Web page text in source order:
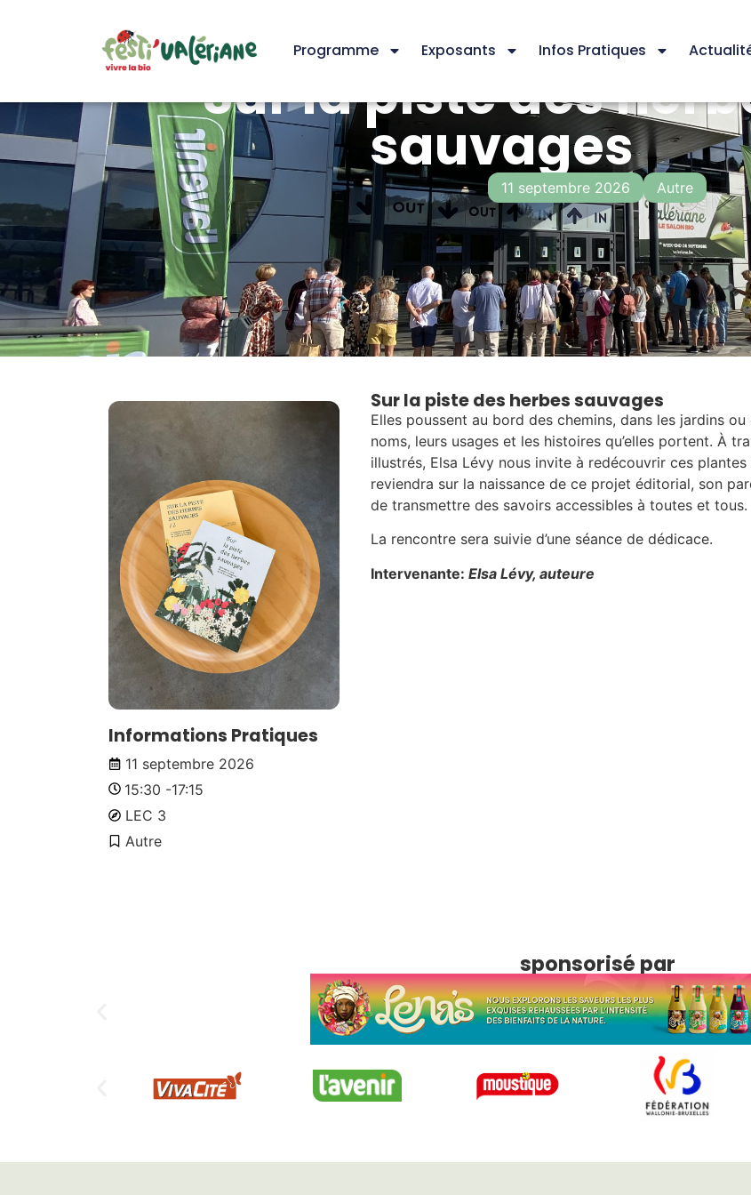
Programme Exposants Infos Pratiques
Sur la piste des
sauvages
11 septembre 2026 Autre
Informations Pratiques
11 septembre 2026
15:30 -17:15
LEC 3
Autre
Sur la piste des herbes sauvages
Elles poussent au bord des chemins, dans les jardins
noms, leurs usages et les histoires qu’elles portent. À
illustrés, Elsa Lévy nous invite à redécouvrir ces
reviendra sur la naissance de ce projet éditorial, son
de transmettre des savoirs accessibles à toutes et tous.
La rencontre sera suivie d’une séance de dédicace.
Intervenante: Elsa Lévy, auteure
sponsorisé par